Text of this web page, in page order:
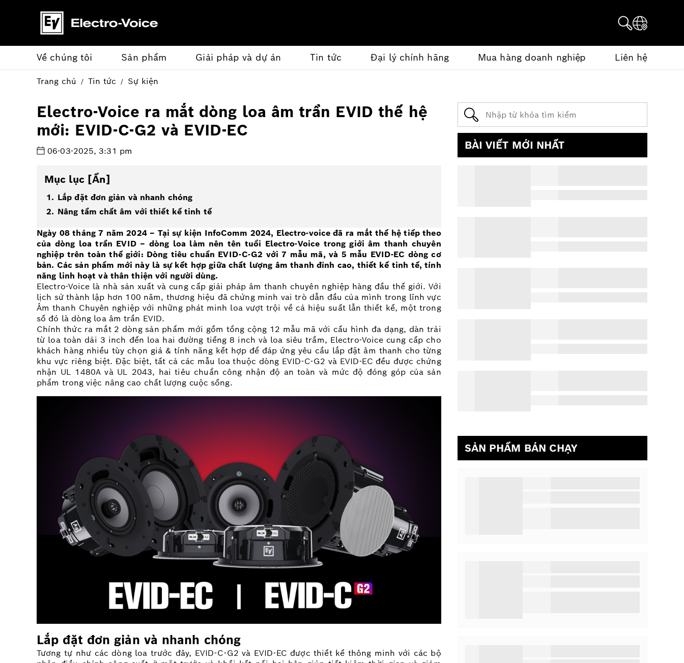
Về chúng tôi Sản phẩm Giải pháp và dự án Tin tức Đại lý chính hãng Mua hàng doanh nghiệp Liên hệ
Trang chủ Tin tức Sự kiện
Electro-Voice ra mắt dòng loa âm trần EVID thế hệ
mới: EVID-C-G2 và EVID-EC
06-03-2025, 3:31 pm
Mục lục [Ẩn]
Lắp đặt đơn giản và nhanh chóng
Nâng tầm chất âm với thiết kế tinh tế
Ngày 08 tháng 7 năm 2024 – Tại sự kiện InfoComm 2024, Electro-voice đã ra mắt thế hệ tiếp theo
của dòng loa trần EVID – dòng loa làm nên tên tuổi Electro-Voice trong giới âm thanh chuyên
nghiệp trên toàn thế giới: Dòng tiêu chuẩn EVID-C-G2 với 7 mẫu mã, và 5 mẫu EVID-EC dòng cơ
bản. Các sản phẩm mới này là sự kết hợp giữa chất lượng âm thanh đỉnh cao, thiết kế tinh tế, tính
năng linh hoạt và thân thiện với người dùng.
Electro-Voice là nhà sản xuất và cung cấp giải pháp âm thanh chuyên nghiệp hàng đầu thế giới. Với
lịch sử thành lập hơn 100 năm, thương hiệu đã chứng minh vai trò dẫn đầu của mình trong lĩnh vực
Âm thanh Chuyên nghiệp với những phát minh loa vượt trội về cả hiệu suất lẫn thiết kế, một trong
số đó là dòng loa âm trần EVID.
Chính thức ra mắt 2 dòng sản phẩm mới gồm tổng cộng 12 mẫu mã với cấu hình đa dạng, dàn trải
từ loa toàn dải 3 inch đến loa hai đường tiếng 8 inch và loa siêu trầm, Electro-Voice cung cấp cho
khách hàng nhiều tùy chọn giá & tính năng kết hợp để đáp ứng yêu cầu lắp đặt âm thanh cho từng
khu vực riêng biệt. Đặc biệt, tất cả các mẫu loa thuộc dòng EVID-C-G2 và EVID-EC đều được chứng
nhận UL 1480A và UL 2043, hai tiêu chuẩn công nhận độ an toàn và mức độ đóng góp của sản
phẩm trong việc nâng cao chất lượng cuộc sống.
Lắp đặt đơn giản và nhanh chóng
Tương tự như các dòng loa trước đây, EVID-C-G2 và EVID-EC được thiết kế thông minh với các bộ
BÀI VIẾT MỚI NHẤT
SẢN PHẨM BÁN CHẠY